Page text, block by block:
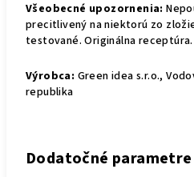
Všeobecné upozornenia:
precitlivený na niektorú zo
testované. Originálna receptúra.
Výrobca: Green idea s.r.o.,
republika
Dodatočné parametre